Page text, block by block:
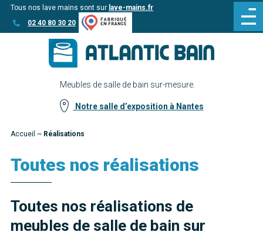
Aller
au
Aller au
contenu
Tous nos lave mains sont sur lave-mains.fr
02 40 80 30 20
Meubles de salle de bain sur-mesure.
Notre salle d’exposition à Nantes
Accueil ~ Réalisations
Toutes nos réalisations
Toutes nos réalisations de
meubles de salle de bain sur